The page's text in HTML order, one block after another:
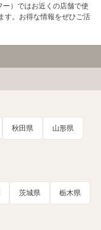
）ではお近くの店舗で使
す。お得な情報をぜひご活
秋田県 山形県
茨城県 栃木県